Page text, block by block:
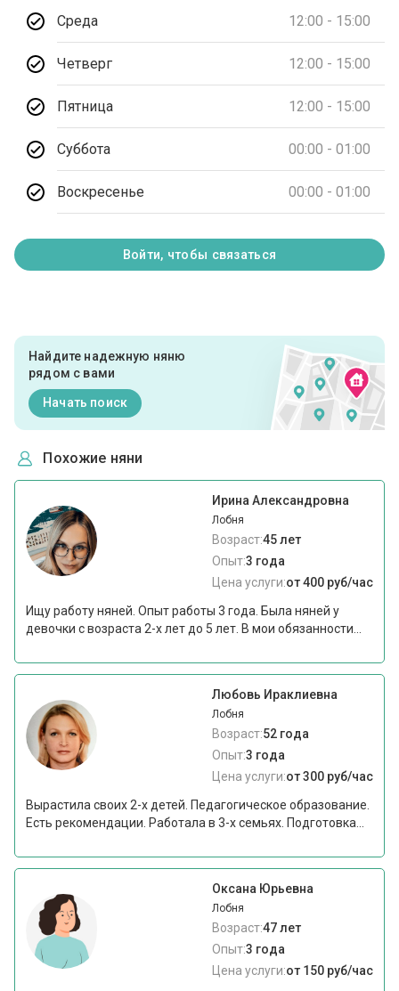
Среда 12:00 - 15:00
Четверг 12:00 - 15:00
Пятница 12:00 - 15:00
Суббота 00:00 - 01:00
Воскресенье 00:00 - 01:00
Войти, чтобы связаться
Найдите надежную няню
рядом с вами
Начать поиск
Похожие няни
Ирина Александровна
Лобня
Возраст:45 лет
Опыт:3 года
Цена услуги:от 400 руб/час
Ищу работу няней. Опыт работы 3 года. Была няней у
девочки с возраста 2-х лет до 5 лет. В мои обязанности...
Любовь Ираклиевна
Лобня
Возраст:52 года
Опыт:3 года
Цена услуги:от 300 руб/час
Вырастила своих 2-х детей. Педагогическое образование.
Есть рекомендации. Работала в 3-х семьях. Подготовка...
Оксана Юрьевна
Лобня
Возраст:47 лет
Опыт:3 года
Цена услуги:от 150 руб/час